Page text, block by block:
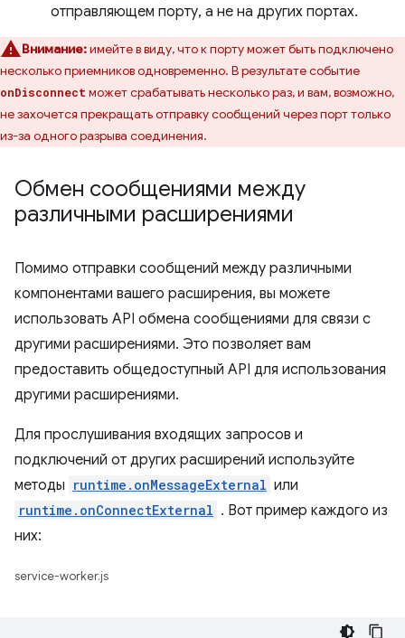
отправляющем порту, а не на других портах.
Внимание:имейте в виду, что к порту может быть подключено
несколько приемников одновременно. В результате событие
onDisconnect может срабатывать несколько раз, и вам, возможно,
не захочется прекращать отправку сообщений через порт только
из-за одного разрыва соединения.
Обмен сообщениями между
различными расширениями
Помимо отправки сообщений между различными
компонентами вашего расширения, вы можете
использовать API обмена сообщениями для связи с
другими расширениями. Это позволяет вам
предоставить общедоступный API для использования
другими расширениями.
Для прослушивания входящих запросов и
подключений от других расширений используйте
методы runtime.onMessageExternal или
runtime.onConnectExternal . Вот пример каждого из
них:
service-worker.js